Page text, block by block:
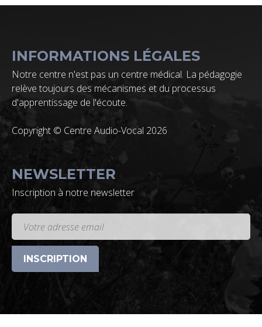
INFORMATIONS LÉGALES
Notre centre n'est pas un centre médical. La pédagogie
relève toujours des mécanismes et du processus
d'apprentissage de l'écoute.
Copyright © Centre Audio-Vocal 2026
NEWSLETTER
Inscription à notre newsletter
INSCRIPTION